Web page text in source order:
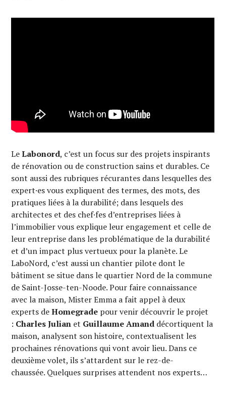
LeLabonord, c’est un focus sur des projets inspirants
de rénovation ou de construction sains et durables. Ce
sont aussi des rubriques récurantes dans lesquelles des
expert·es vous expliquent des termes, des mots, des
pratiques liées à la durabilité; dans lesquels des
architectes et des chef·fes d’entreprises liées à
l’immobilier vous explique leur engagement et celle de
leur entreprise dans les problématique de la durabilité
et d’un impact plus vertueux pour la planète. Le
LaboNord, c’est aussi un chantier pilote dont le
bâtiment se situe dans le quartier Nord de la commune
de Saint-Josse-ten-Noode. Pour faire connaissance
avec la maison, Mister Emma a fait appel à deux
experts deHomegrade pour venir découvrir le projet
: Charles Julian et Guillaume Amand décortiquent la
maison, analysent son histoire, contextualisent les
prochaines rénovations qui vont avoir lieu. Dans ce
deuxième volet, ils s’attardent sur le rez-de-
chaussée. Quelques surprises attendent nos experts…